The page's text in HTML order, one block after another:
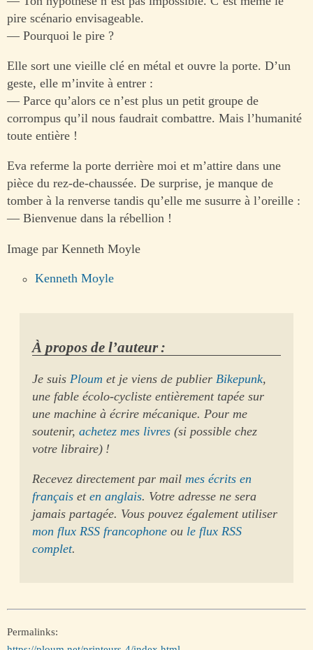
pire scénario envisageable.
— Pourquoi le pire ?
Elle sort une vieille clé en métal et ouvre la porte. D’un
geste, elle m’invite à entrer :
— Parce qu’alors ce n’est plus un petit groupe de
corrompus qu’il nous faudrait combattre. Mais l’humanité
toute entière !
Eva referme la porte derrière moi et m’attire dans une
pièce du rez-de-chaussée. De surprise, je manque de
tomber à la renverse tandis qu’elle me susurre à l’oreille :
— Bienvenue dans la rébellion !
Image par Kenneth Moyle
Kenneth Moyle
À propos de l’auteur :
Je suisPloum et je viens de publierBikepunk,
une fable écolo-cycliste entièrement tapée sur
une machine à écrire mécanique. Pour me
soutenir,achetez mes livres (si possible chez
votre libraire) !
Recevez directement par mailmes écrits en
français eten anglais. Votre adresse ne sera
jamais partagée. Vous pouvez également utiliser
mon flux RSS francophone ou le flux RSS
complet.
Permalinks: